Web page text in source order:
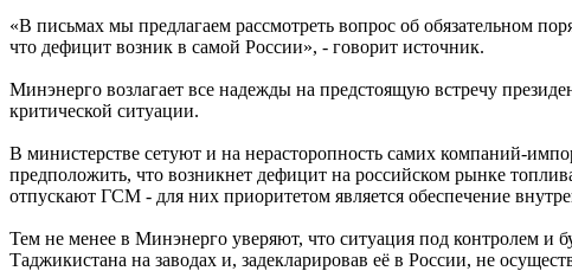
«В письмах мы предлагаем рассмотреть вопрос об обязательном
что дефицит возник в самой России», - говорит источник.
Минэнерго возлагает все надежды на предстоящую встречу
критической ситуации.
В министерстве сетуют и на нерасторопность самих компаний-
предположить, что возникнет дефицит на российском рынке
отпускают ГСМ - для них приоритетом является обеспечение
Тем не менее в Минэнерго уверяют, что ситуация под контролем и
Таджикистана на заводах и, задекларировав её в России, не